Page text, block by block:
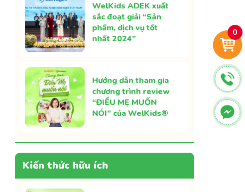
WelKids ADEK xuất
sắc đoạt giải “Sản
phẩm, dịch vụ tốt
nhất 2024”
Hướng dẫn tham gia
chương trình review
“ĐIỀU MẸ MUỐN
NÓI” của WelKids®
Kiến thức hữu ích
0